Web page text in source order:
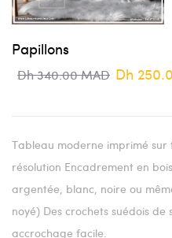
Papillons
Dh 340.00 MAD Dh
Tableau moderne imprimé
résolution Encadrement en
argentée, blanc, noire ou
noyé) Des crochets suédois
accrochage facile.